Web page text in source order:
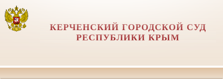
КЕРЧЕНСКИЙ ГОРОДСКОЙ СУД
РЕСПУБЛИКИ КРЫМ